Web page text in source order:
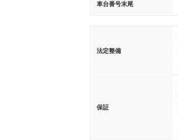
車台番号末尾
法定整備
保証